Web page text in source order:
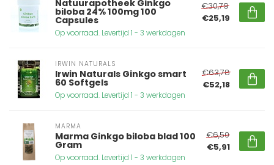
Natuurapotheek Ginkgo
biloba 24% 100mg 100
Capsules
Op voorraad. Levertijd 1 - 3 werkdagen
€30,79
€25,19
IRWIN NATURALS
Irwin Naturals Ginkgo smart
60 Softgels
Op voorraad. Levertijd 1 - 3 werkdagen
€63,78
€52,18
MARMA
Marma Ginkgo biloba blad 100
Gram
Op voorraad. Levertijd 1 - 3 werkdagen
€6,50
€5,91